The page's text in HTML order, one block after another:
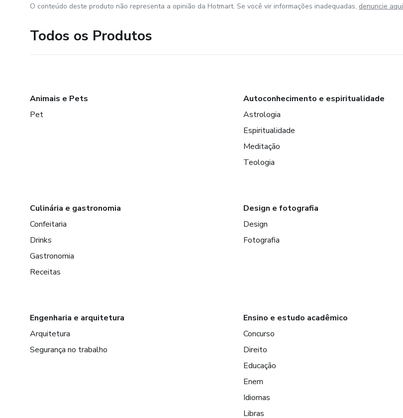
O conteúdo deste produto não representa a opinião da Hotmart. Se você vir informações inadequadas, denuncie aqui
Todos os Produtos
Animais e Pets
Pet
Autoconhecimento e espiritualidade
Astrologia
Espiritualidade
Meditação
Teologia
Culinária e gastronomia
Confeitaria
Drinks
Gastronomia
Receitas
Design e fotografia
Design
Fotografia
Engenharia e arquitetura
Arquitetura
Segurança no trabalho
Ensino e estudo acadêmico
Concurso
Direito
Educação
Enem
Idiomas
Libras